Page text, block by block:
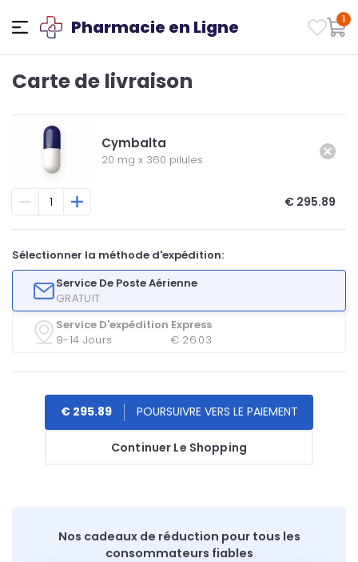
Pharmacie en Ligne 1
Carte de livraison
Cymbalta
20 mg x 360 pilules
€ 295.89
Sélectionner la méthode d'expédition:
Service De Poste Aérienne
GRATUIT
Service D'expédition Express
9-14 Jours
€ 26.03
Continuer Le Shopping
€ 295.89
Nos cadeaux de réduction pour tous les
consommateurs fiables